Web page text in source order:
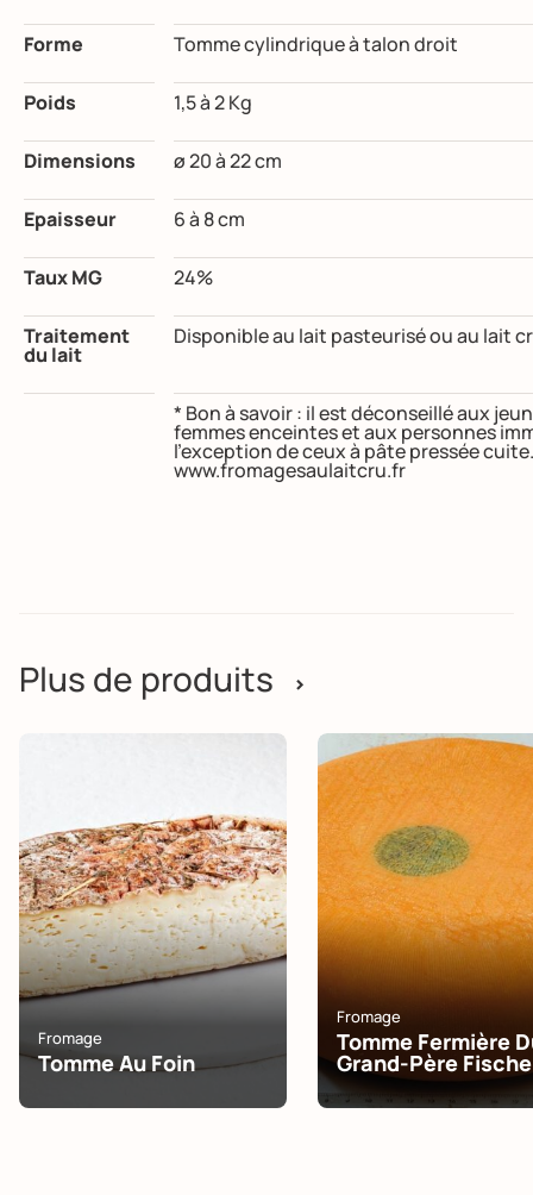
Forme Tomme cylindrique à talon droit
Poids 1,5 à 2 Kg
Dimensions ø 20 à 22 cm
Epaisseur 6 à 8 cm
Taux MG 24%
Traitement
du lait
Disponible au lait pasteurisé ou au lait
* Bon à savoir : il est déconseillé aux
femmes enceintes et aux personnes
l’exception de ceux à pâte pressée
www.fromagesaulaitcru.fr
Plus de produits >
Fromage
Tomme Au Foin
Fromage
Tomme Fermière
Grand-Père